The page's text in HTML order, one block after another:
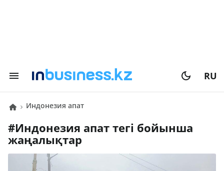
RU
Индонезия апат
# Индонезия апат тегі бойынша
жаңалықтар